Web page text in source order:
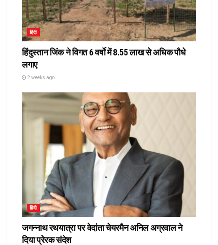
हिंदी
हिंदुस्तान जिंक ने विगत 6 वर्षाे में 8.55 लाख से अधिक पौधे
लगाए
2 weeks ago
हिंदी
जगन्नाथ रथयात्रा पर वेदांता चेयरमैन अनिल अग्रवाल ने
दिया प्रेरक संदेश